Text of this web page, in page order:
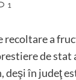
1
a
de stat
deşi în judeţ